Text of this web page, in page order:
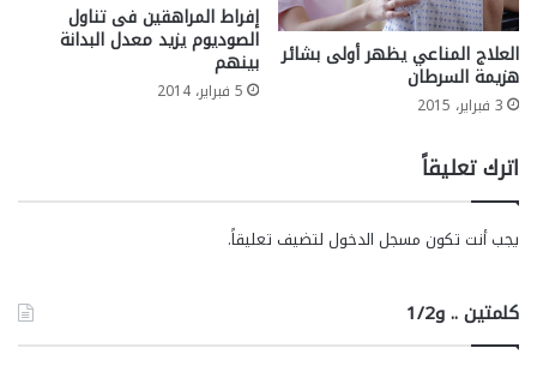
العلاج المناعي يظهر أولى بشائر
هزيمة السرطان
3 فبراير، 2015
إفراط المراهقين فى تناول
الصوديوم يزيد معدل البدانة
بينهم
5 فبراير، 2014
اترك تعليقاً
يجب أنت تكون مسجل الدخول لتضيف تعليقاً.
كلمتين .. و1/2